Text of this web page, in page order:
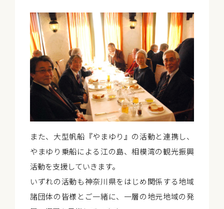
また、大型帆船『やまゆり』の活動と連携し、
やまゆり乗船による江の島、相模湾の観光振興
活動を支援していきます。
いずれの活動も神奈川県をはじめ関係する地域
諸団体の皆様とご一緒に、一層の地元地域の発